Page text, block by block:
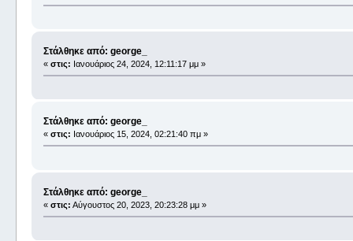
Στάλθηκε από: george_
« στις: Ιανουάριος 24, 2024, 12:11:17 μμ »
Στάλθηκε από: george_
« στις: Ιανουάριος 15, 2024, 02:21:40 πμ »
Στάλθηκε από: george_
« στις: Αύγουστος 20, 2023, 20:23:28 μμ »